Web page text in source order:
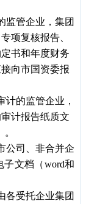
监管企业，集团
项复核报告、
书和年度财务
向市国资委报
计的监管企业，
计报告纸质文
公司、非合并企
子文档（word和
各受托企业集团